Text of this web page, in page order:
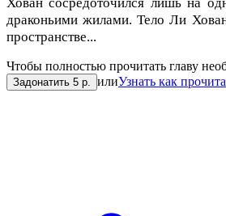
драконьими жилами. Тело Ли
пространстве...
Чтобы полностью прочитать главу
Задонатить 5 р. илиУзнать как